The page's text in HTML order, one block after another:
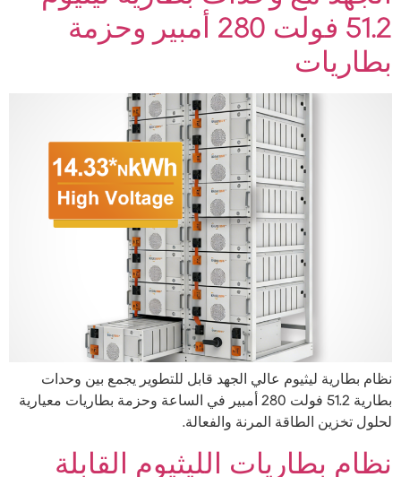
51.2 فولت 280 أمبير وحزمة
بطاريات
نظام بطارية ليثيوم عالي الجهد قابل للتطوير يجمع بين وحدات
بطارية 51.2 فولت 280 أمبير في الساعة وحزمة بطاريات معيارية
لحلول تخزين الطاقة المرنة والفعالة.
نظام بطاريات الليثيوم القابلة